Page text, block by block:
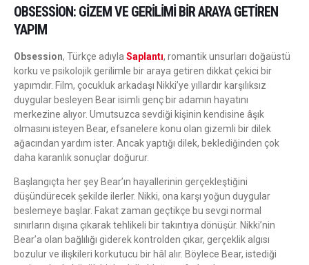
OBSESSION: GIZEM VE GERILIMI BIR ARAYA GETIREN
YAPIM
Obsession, Türkçe adıyla Saplantı, romantik unsurları doğaüstü
korku ve psikolojik gerilimle bir araya getiren dikkat çekici bir
yapımdır. Film, çocukluk arkadaşı Nikki’ye yıllardır karşılıksız
duygular besleyen Bear isimli genç bir adamın hayatını
merkezine alıyor. Umutsuzca sevdiği kişinin kendisine âşık
olmasını isteyen Bear, efsanelere konu olan gizemli bir dilek
ağacından yardım ister. Ancak yaptığı dilek, beklediğinden çok
daha karanlık sonuçlar doğurur.
Başlangıçta her şey Bear’ın hayallerinin gerçekleştiğini
düşündürecek şekilde ilerler. Nikki, ona karşı yoğun duygular
beslemeye başlar. Fakat zaman geçtikçe bu sevgi normal
sınırların dışına çıkarak tehlikeli bir takıntıya dönüşür. Nikki’nin
Bear’a olan bağlılığı giderek kontrolden çıkar, gerçeklik algısı
bozulur ve ilişkileri korkutucu bir hâl alır. Böylece Bear, istediği